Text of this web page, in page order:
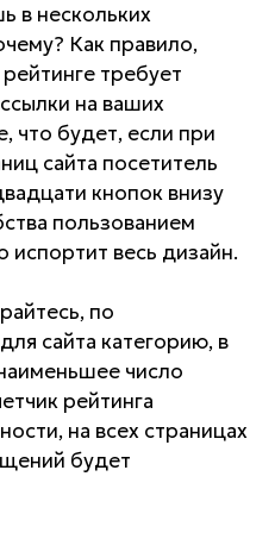
в нескольких
Как правило,
требует
на ваших
что будет, если при
сайта посетитель
кнопок внизу
пользованием
испортит весь дизайн.
по
сайта категорию, в
число
рейтинга
на всех страницах
будет